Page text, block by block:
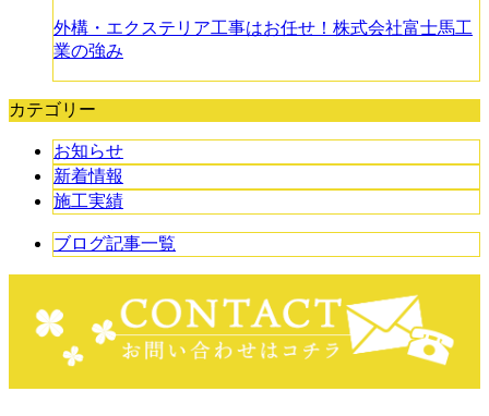
外構・エクステリア工事はお任せ！株式会社富士馬工
業の強み
カテゴリー
お知らせ
新着情報
施工実績
ブログ記事一覧